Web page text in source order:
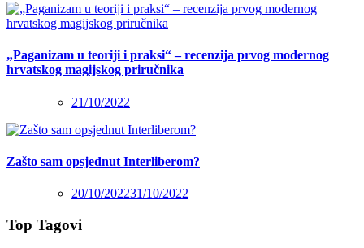
„Paganizam u teoriji i praksi“ – recenzija prvog modernog
hrvatskog magijskog priručnika
21/10/2022
Zašto sam opsjednut Interliberom?
20/10/202231/10/2022
Top Tagovi